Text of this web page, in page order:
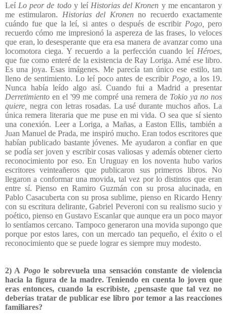
Leí Lo peor de todoy leí Historias del Kronen y me encantaron y
me estimularon. Historias del Kronenno recuerdo exactamente
cuándo fue que la leí, si antes o después de escribir Pogo,pero
recuerdo cómo me impresionó la aspereza de las frases, lo veloces
que eran, lo desesperante que era esa manera de avanzar como una
locomotora ciega. Y recuerdo a la perfección cuando leí Héroes,
que fue como enteré de la existencia de Ray Loriga. Amé ese libro.
Es una joya. Esas imágenes. Me parecía tan único ese estilo, tan
lleno de sentimiento. Lo leí poco antes de escribir Pogo, a los 19.
Nunca había leído algo así. Cuando fui a Madrid a presentar
Derretimiento en el '99 me compré una remera de Tokio ya no nos
quiere, negra con letras rosadas. La usé durante muchos años. La
única remera literaria que me puse en mi vida. O sea que sí siento
una conexión. Leer a Loriga, a Mañas, a Easton Ellis, también a
Juan Manuel de Prada, me inspiró mucho. Eran todos escritores que
habían publicado bastante jóvenes. Me ayudaron a confiar en que
se podía ser joven y escribir cosas valiosas y además obtener cierto
reconocimiento por eso. En Uruguay en los noventa hubo varios
escritores veinteañeros que publicaron sus primeros libros. No
llegaron a conformar una movida, tal vez por lo distintos que eran
entre sí. Pienso en Ramiro Guzmán con su prosa alucinada, en
Pablo Casacuberta con su prosa sublime, pienso en Ricardo Henry
con su escritura delirante, Gabriel Peveroni con su realismo sucio y
poético, pienso en Gustavo Escanlar que aunque era un poco mayor
lo sentíamos cercano. Tampoco generaron una movida supongo que
porque por estos lares, con un mercado tan pequeño, el éxito o el
reconocimiento que se puede lograr es siempre muy modesto.
2) A Pogole sobrevuela una sensación constante de violencia
hacia la figura de la madre. Teniendo en cuenta lo joven que
eras entonces, cuando la escribiste, ¿pensaste que tal vez no
deberías tratar de publicar ese libro por temor a las reacciones
familiares?